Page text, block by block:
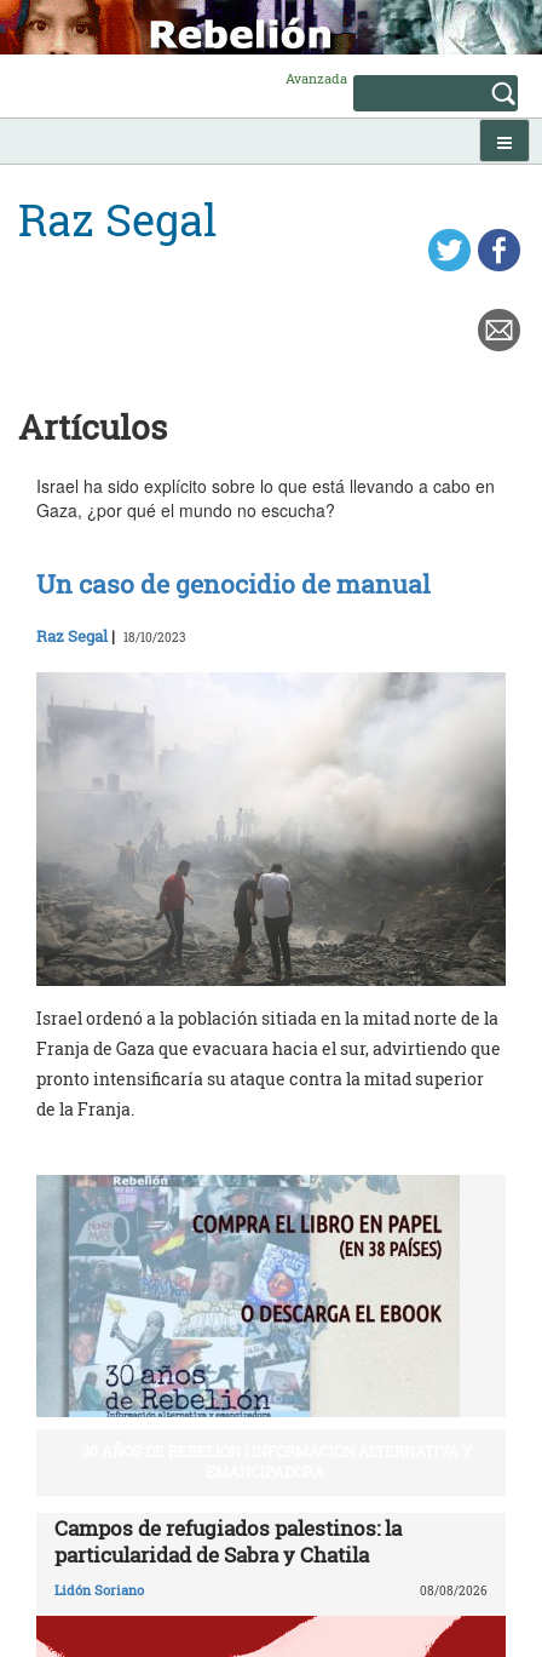
Skip
to
content
Avanzada
Raz Segal
Artículos
Israel ha sido explícito sobre lo que está llevando a cabo en
Gaza, ¿por qué el mundo no escucha?
Un caso de genocidio de manual
Raz Segal | 18/10/2023
Israel ordenó a la población sitiada en la mitad norte de la
Franja de Gaza que evacuara hacia el sur, advirtiendo que
pronto intensificaría su ataque contra la mitad superior
de la Franja.
Campos de refugiados palestinos: la
particularidad de Sabra y Chatila
Lidón Soriano 08/08/2026